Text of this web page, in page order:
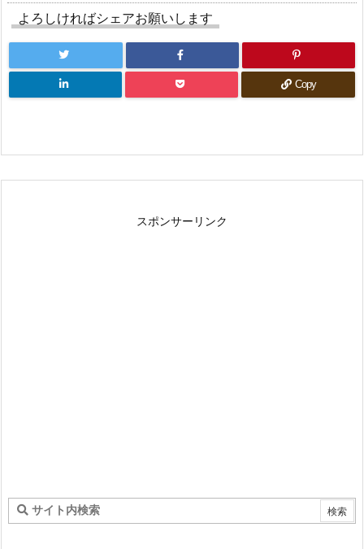
よろしければシェアお願いします
Copy
スポンサーリンク